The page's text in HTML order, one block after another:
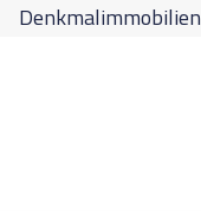
Denkmalimmobilien